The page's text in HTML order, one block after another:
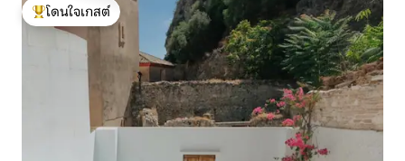
โดนใจเกสต์ที่สุด
โดนใจเกสต์